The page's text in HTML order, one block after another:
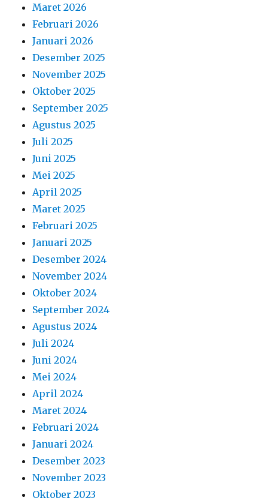
Maret 2026
Februari 2026
Januari 2026
Desember 2025
November 2025
Oktober 2025
September 2025
Agustus 2025
Juli 2025
Juni 2025
Mei 2025
April 2025
Maret 2025
Februari 2025
Januari 2025
Desember 2024
November 2024
Oktober 2024
September 2024
Agustus 2024
Juli 2024
Juni 2024
Mei 2024
April 2024
Maret 2024
Februari 2024
Januari 2024
Desember 2023
November 2023
Oktober 2023